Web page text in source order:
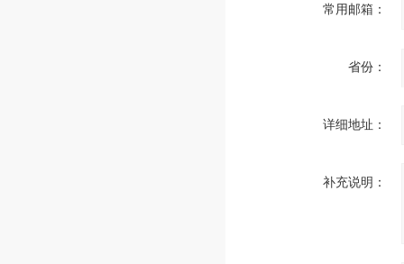
常用邮箱：
省份：
详细地址：
补充说明：